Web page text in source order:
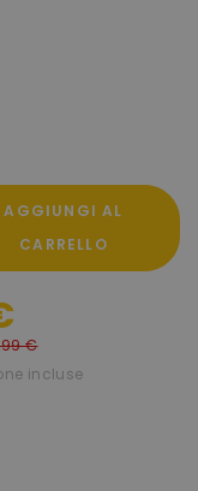
AGGIUNGI AL
CARRELLO
€
incluse